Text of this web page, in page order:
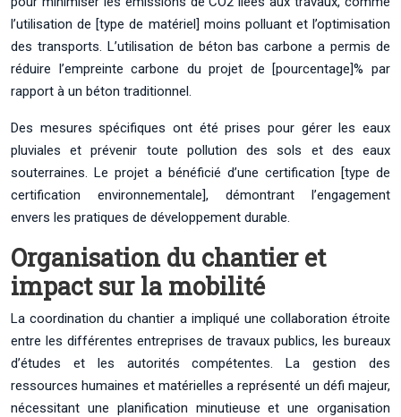
l’utilisation de [type de matériel] moins polluant et l’optimisation
des transports. L’utilisation de béton bas carbone a permis de
réduire l’empreinte carbone du projet de [pourcentage]% par
rapport à un béton traditionnel.
Des mesures spécifiques ont été prises pour gérer les eaux
pluviales et prévenir toute pollution des sols et des eaux
souterraines. Le projet a bénéficié d’une certification [type de
certification environnementale], démontrant l’engagement
envers les pratiques de développement durable.
Organisation du chantier et
impact sur la mobilité
La coordination du chantier a impliqué une collaboration étroite
entre les différentes entreprises de travaux publics, les bureaux
d’études et les autorités compétentes. La gestion des
ressources humaines et matérielles a représenté un défi majeur,
nécessitant une planification minutieuse et une organisation